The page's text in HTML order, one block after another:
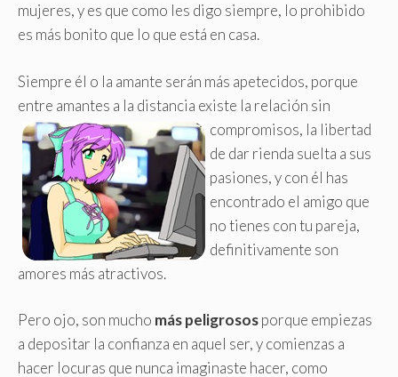
mujeres, y es que como les digo siempre, lo prohibido
es más bonito que lo que está en casa.
Siempre él o la amante serán más apetecidos, porque
entre amantes a la distancia existe la relación sin
compromisos, la libertad
de dar rienda suelta a sus
pasiones, y con él has
encontrado el amigo que
no tienes con tu pareja,
definitivamente son
amores más atractivos.
Pero ojo, son mucho más peligrososporque empiezas
a depositar la confianza en aquel ser, y comienzas a
hacer locuras que nunca imaginaste hacer, como